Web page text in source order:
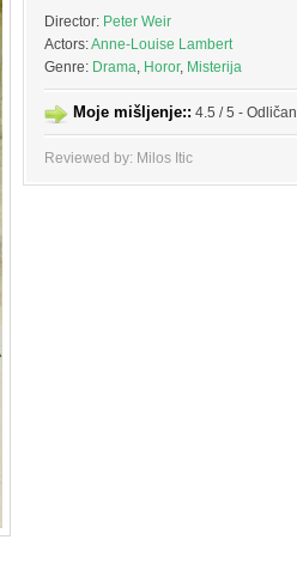
Director: Peter Weir
Actors:Anne-Louise Lambert
Genre: Drama Horor, Misterija
Moje mišljenje:: 4.5 / 5 - Odličan
Reviewed by: Milos Itic